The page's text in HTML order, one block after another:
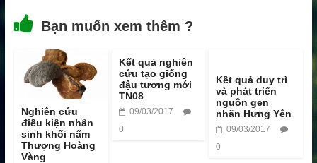
Bạn muốn xem thêm ?
Nghiên cứu
điều kiện nhân
sinh khối nấm
Thượng Hoàng
Vàng
Kết quả nghiên
cứu tạo giống
đậu tương mới
TN08
09/03/2017
0
Kết quả duy trì
và phát triển
nguồn gen
nhãn Hưng Yên
09/03/2017
0